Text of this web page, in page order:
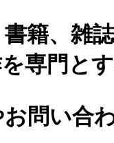
籍、雑
専門と
問い合